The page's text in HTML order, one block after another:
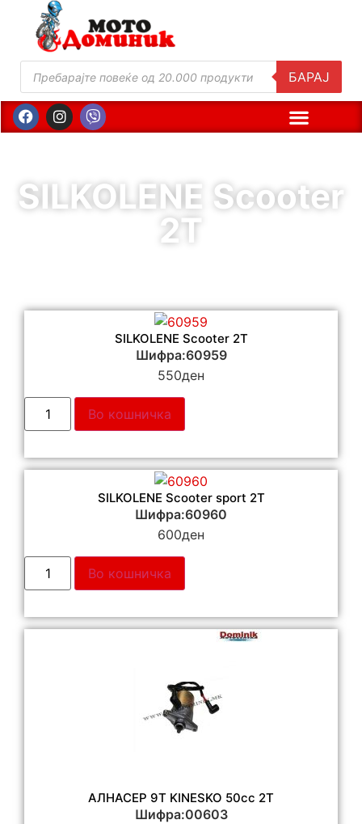
БАРАЈ
SILKOLENE Scooter
2T
SILKOLENE Scooter 2T
Шифра:60959
550ден
Во кошничка
SILKOLENE Scooter sport 2T
Шифра:60960
600ден
Во кошничка
АЛНАСЕР 9T KINESKO 50cc 2T
Шифра:00603